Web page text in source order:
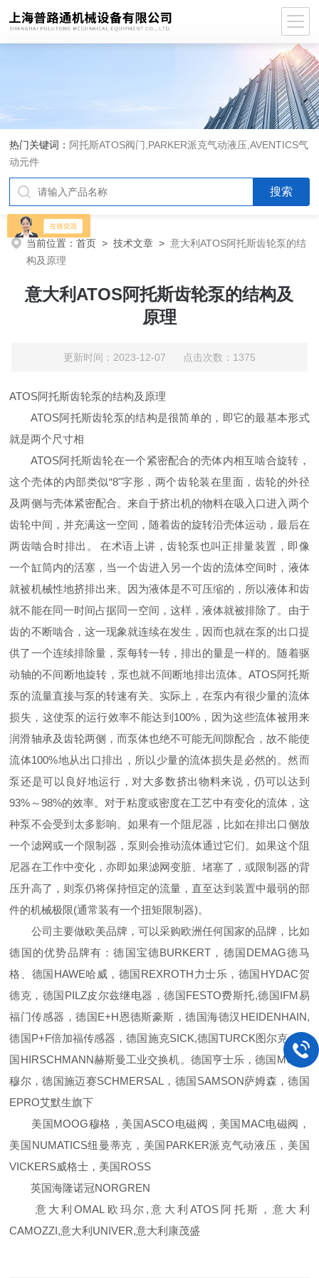
热门关键词： 阿托斯ATOS阀门,PARKER派克气动液压,AVENTICS气
动元件
当前位置：首页 >技术文章 >意大利ATOS阿托斯齿轮泵的结
构及原理
意大利ATOS阿托斯齿轮泵的结构及
原理
更新时间：2023-12-07 点击次数：1375
ATOS阿托斯齿轮泵的结构及原理
ATOS阿托斯齿轮泵的结构是很简单的，即它的最基本形式
就是两个尺寸相
ATOS阿托斯齿轮在一个紧密配合的壳体内相互啮合旋转，
这个壳体的内部类似“8"字形，两个齿轮装在里面，齿轮的外径
及两侧与壳体紧密配合。来自于挤出机的物料在吸入口进入两个
齿轮中间，并充满这一空间，随着齿的旋转沿壳体运动，最后在
两齿啮合时排出。 在术语上讲，齿轮泵也叫正排量装置，即像
一个缸筒内的活塞，当一个齿进入另一个齿的流体空间时，液体
就被机械性地挤排出来。因为液体是不可压缩的，所以液体和齿
就不能在同一时间占据同一空间，这样，液体就被排除了。由于
齿的不断啮合，这一现象就连续在发生，因而也就在泵的出口提
供了一个连续排除量，泵每转一转，排出的量是一样的。随着驱
动轴的不间断地旋转，泵也就不间断地排出流体。ATOS阿托斯
泵的流量直接与泵的转速有关。实际上，在泵内有很少量的流体
损失，这使泵的运行效率不能达到100%，因为这些流体被用来
润滑轴承及齿轮两侧，而泵体也绝不可能无间隙配合，故不能使
流体100%地从出口排出，所以少量的流体损失是必然的。然而
泵还是可以良好地运行，对大多数挤出物料来说，仍可以达到
93%～98%的效率。对于粘度或密度在工艺中有变化的流体，这
种泵不会受到太多影响。如果有一个阻尼器，比如在排出口侧放
一个滤网或一个限制器，泵则会推动流体通过它们。如果这个阻
尼器在工作中变化，亦即如果滤网变脏、堵塞了，或限制器的背
压升高了，则泵仍将保持恒定的流量，直至达到装置中最弱的部
件的机械极限(通常装有一个扭矩限制器)。
公司主要做欧美品牌，可以采购欧洲任何国家的品牌，比如
德国的优势品牌有：德国宝德BURKERT，德国DEMAG德马
格、德国HAWE哈威，德国REXROTH力士乐，德国HYDAC贺
德克，德国PILZ皮尔兹继电器，德国FESTO费斯托,德国IFM易
福门传感器，德国E+H恩德斯豪斯，德国海德汉HEIDENHAIN,
德国P+F倍加福传感器，德国施克SICK,德国TURCK图尔克，德
国HIRSCHMANN赫斯曼工业交换机。德国亨士乐，德国MURR
穆尔，德国施迈赛SCHMERSAL，德国SAMSON萨姆森，德国
EPRO艾默生旗下
美国MOOG穆格，美国ASCO电磁阀，美国MAC电磁阀，
美国NUMATICS纽曼蒂克，美国PARKER派克气动液压，美国
VICKERS威格士，美国ROSS
英国海隆诺冠NORGREN
意大利OMAL欧玛尔,意大利ATOS阿托斯，意大利
CAMOZZI,意大利UNIVER,意大利康茂盛